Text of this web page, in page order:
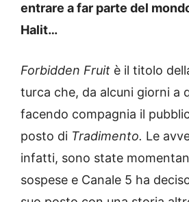
entrare a far parte del
Halit…
Forbidden Fruit è il titolo
turca che, da alcuni giorni a
facendo compagnia il
posto di Tradimento. Le
infatti, sono state
sospese e Canale 5 ha